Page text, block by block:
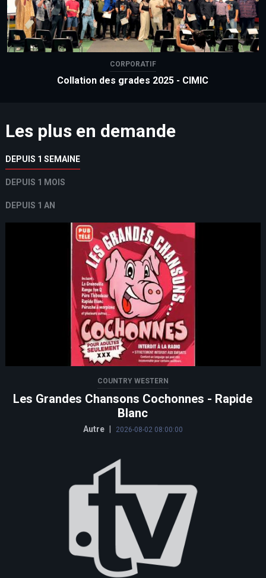
CORPORATIF
Collation des grades 2025 - CIMIC
Les plus en demande
DEPUIS 1 SEMAINE
DEPUIS 1 MOIS
DEPUIS 1 AN
COUNTRY WESTERN
Les Grandes Chansons Cochonnes - Rapide
Blanc
Autre 2026-08-02 08:00:00